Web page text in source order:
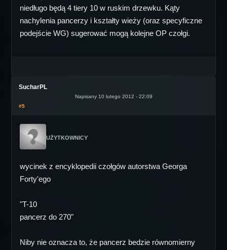
niedługo będą 4 tiery 10 w ruskim drzewku. Kąty
nachylenia pancerzy i kształty wieży (oraz specyficzne
podejście WG) sugerować mogą kolejne OP czołgi.
SucharPL
Napisany 10 lutego 2012 - 22:09
#5
UŻYTKOWNICY
wycinek z encyklopedii czołgów autorstwa Georga
Forty'ego
"T-10
pancerz do 270"
Niby nie oznacza to, że pancerz bedzie równomierny